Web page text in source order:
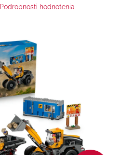
Podrobnosti hodnotenia